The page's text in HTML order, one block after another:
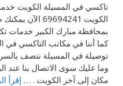
تاكسي في المسيلة الكويت
الكويت
بمحافظة مبارك الكبير خدمات
كما أننا في مكاتب التاكسي في
توصيلة في المسيلة نتصف
وما عليك سوى الاتصال بنا عند
مكان إلى آخر الكويت . … إقرأ